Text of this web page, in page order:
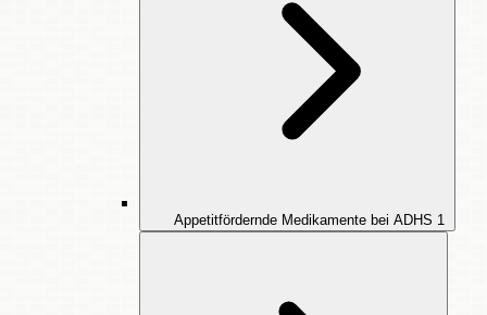
Appetitfördernde Medikamente bei ADHS 1